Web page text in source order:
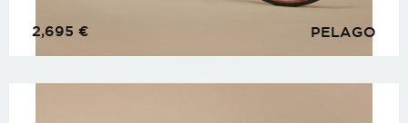
PELAGO
2,695 €